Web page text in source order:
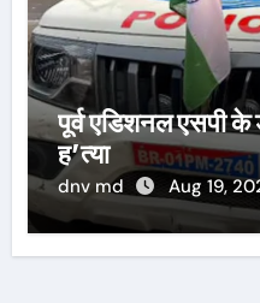
पूर्व एडिशनल एसपी के
ह’त्या
dnv md Aug 19,